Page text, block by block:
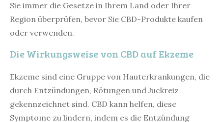
Sie immer die Gesetze in Ihrem Land oder Ihrer
Region überprüfen, bevor Sie CBD-Produkte kaufen
oder verwenden.
Die Wirkungsweise von CBD auf Ekzeme
Ekzeme sind eine Gruppe von Hauterkrankungen, die
durch Entzündungen, Rötungen und Juckreiz
gekennzeichnet sind. CBD kann helfen, diese
Symptome zu lindern, indem es die Entzündung